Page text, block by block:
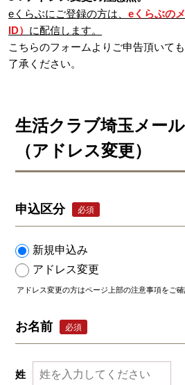
eくらぶにご登録の方は、 eくらぶの
ID） に配信します。
こちらのフォームよりご申告頂いて
了承ください。
生活クラブ埼玉メー
（アドレス変更）
申込区分 必須
新規申込み
アドレス変更
アドレス変更の方はページ上部の注意事項をご確
お名前 必須
姓